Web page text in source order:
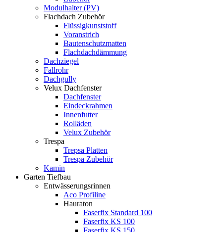
Modulhalter (PV)
Flachdach Zubehör
Flüssigkunststoff
Voranstrich
Bautenschutzmatten
Flachdachdämmung
Dachziegel
Fallrohr
Dachgully
Velux Dachfenster
Dachfenster
Eindeckrahmen
Innenfutter
Rolläden
Velux Zubehör
Trespa
Trepsa Platten
Trespa Zubehör
Kamin
Garten Tiefbau
Entwässerungsrinnen
Aco Profiline
Hauraton
Faserfix Standard 100
Faserfix KS 100
Faserfix KS 150